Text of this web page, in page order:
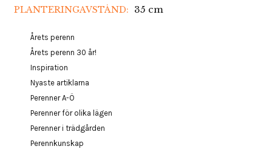
PLANTERINGAVSTÅND: 35 cm
Årets perenn
Årets perenn 30 år!
Inspiration
Nyaste artiklarna
Perenner A-Ö
Perenner för olika lägen
Perenner i trädgården
Perennkunskap